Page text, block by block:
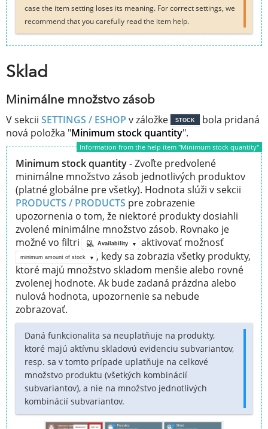
case the item setting loses its meaning. For correct settings, we
recommend that you carefully read the item help.
Sklad
Minimálne množstvo zásob
V sekcii SETTINGS / ESHOP v záložke STOCK
bola pridaná
nová položka "Minimum stock quantity".
Information from the help item "Minimum stock quantity"
Minimum stock quantity- Zvoľte predvolené
minimálne množstvo zásob jednotlivých produktov
(platné globálne pre všetky). Hodnota slúži v sekcii
PRODUCTS / PRODUCTS pre zobrazenie
upozornenia o tom, že niektoré produkty dosiahli
zvolené minimálne množstvo zásob. Rovnako je
možné vo filtri
Availability aktivovať možnosť
minimum amount of stock
, kedy sa zobrazia všetky produkty,
ktoré majú množstvo skladom menšie alebo rovné
zvolenej hodnote. Ak bude zadaná prázdna alebo
nulová hodnota, upozornenie sa nebude
zobrazovať.
Daná funkcionalita sa neuplatňuje na produkty,
ktoré majú aktívnu skladovú evidenciu subvariantov,
resp. sa v tomto prípade uplatňuje na celkové
množstvo produktu (všetkých kombinácií
subvariantov), a nie na množstvo jednotlivých
kombinácií subvariantov.